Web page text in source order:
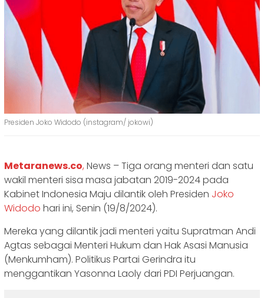
Presiden Joko Widodo (instagram/ jokowi)
Metaranews.co, News – Tiga orang menteri dan satu
wakil menteri sisa masa jabatan 2019-2024 pada
Kabinet Indonesia Maju dilantik oleh Presiden Joko
Widodo hari ini, Senin (19/8/2024).
Mereka yang dilantik jadi menteri yaitu Supratman Andi
Agtas sebagai Menteri Hukum dan Hak Asasi Manusia
(Menkumham). Politikus Partai Gerindra itu
menggantikan Yasonna Laoly dari PDI Perjuangan.